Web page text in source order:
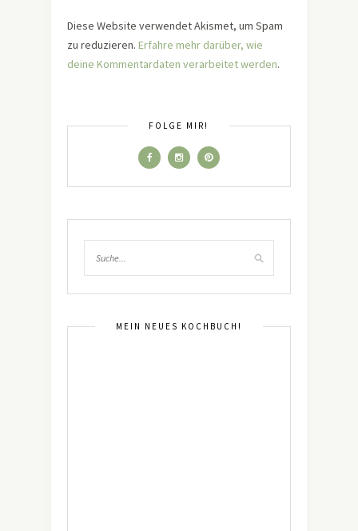
Diese Website verwendet Akismet, um Spam
zu reduzieren. Erfahre mehr darüber, wie
deine Kommentardaten verarbeitet werden.
FOLGE MIR!
MEIN NEUES KOCHBUCH!